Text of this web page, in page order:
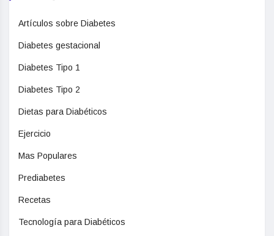
Artículos sobre Diabetes
Diabetes gestacional
Diabetes Tipo 1
Diabetes Tipo 2
Dietas para Diabéticos
Ejercicio
Mas Populares
Prediabetes
Recetas
Tecnología para Diabéticos